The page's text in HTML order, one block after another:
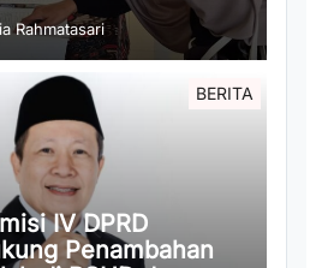
Rahmatasari
BERITA
IV DPRD
Penambahan